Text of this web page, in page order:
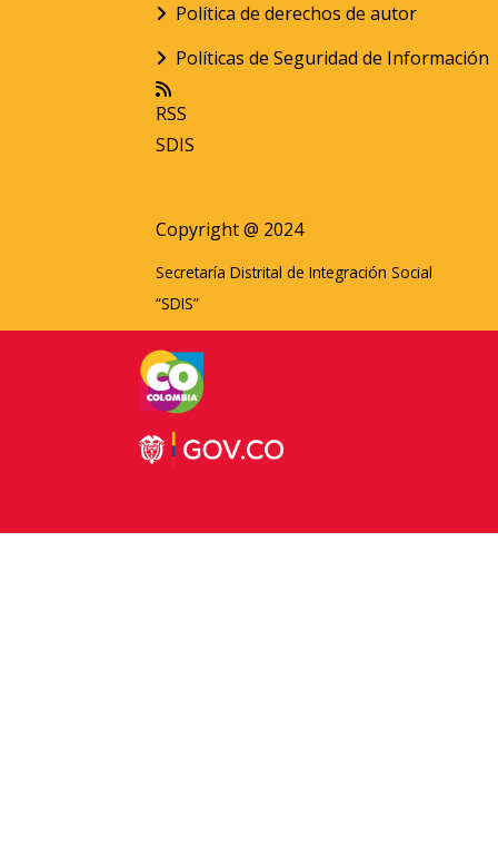
Política de derechos de autor
Políticas de Seguridad de Información
RSS
SDIS
Copyright @ 2024
Secretaría Distrital de Integración Social
“SDIS”